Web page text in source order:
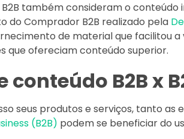
também consideram o
do Comprador B2B realizado pela
de material que facilitou a
que ofereciam conteúdo superior.
B2B x
seus produtos e serviços, tanto
(B2B) podem se beneficiar do